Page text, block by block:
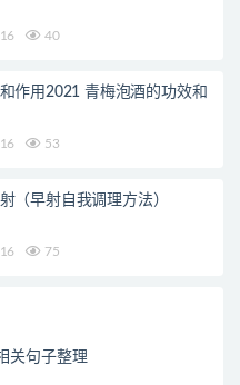
40
作用2021 青梅泡酒的功效和
53
（早射自我调理方法）
75
关句子整理